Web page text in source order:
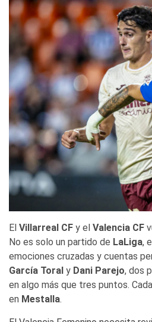
El Villarreal CFy el Valencia CF
No es solo un partido de LaLiga,
emociones cruzadas y cuentas
García Toraly Dani Parejo, dos
en algo más que tres puntos.
en Mestalla.